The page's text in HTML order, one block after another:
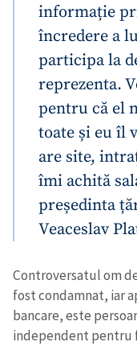
informație
încredere a
participa la
reprezenta.
pentru că el
toate și eu îl
are site,
îmi achită
președinta
Veaceslav
Controversatul om
fost condamnat, iar
bancare, este
independent pentru